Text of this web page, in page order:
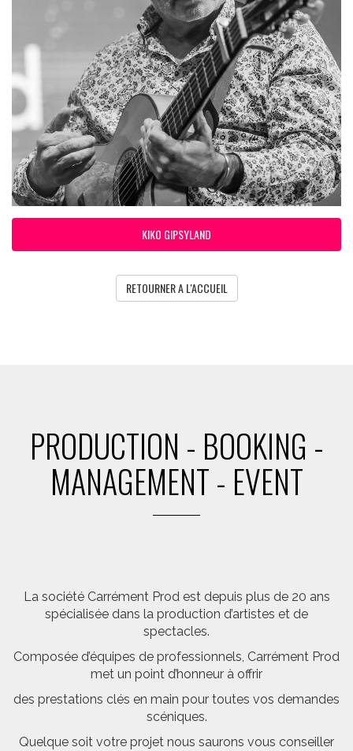
KIKO GIPSYLAND
RETOURNER A L'ACCUEIL
PRODUCTION - BOOKING -
MANAGEMENT - EVENT
La société Carrément Prod est depuis plus de 20 ans
spécialisée dans la production d’artistes et de
spectacles.
Composée d’équipes de professionnels, Carrément Prod
met un point d’honneur à offrir
des prestations clés en main pour toutes vos demandes
scéniques.
Quelque soit votre projet nous saurons vous conseiller